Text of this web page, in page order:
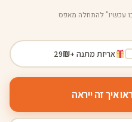
עכשיו" להתחלה מאפס
אריזת מתנה +₪
29
איך זה ייראה